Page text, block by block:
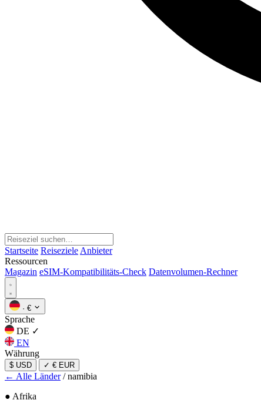
Startseite Reiseziele Anbieter
Ressourcen
Magazin eSIM-Kompatibilitäts-Check Datenvolumen-Rechner
· €
Sprache
DE ✓
EN
Währung
$ USD ✓ € EUR
← Alle Länder / namibia
● Afrika